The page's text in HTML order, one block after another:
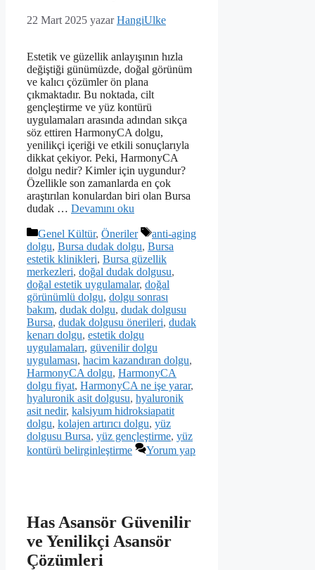
22 Mart 2025 yazarHangiUlke
Estetik ve güzellik anlayışının hızla
değiştiği günümüzde, doğal görünüm
ve kalıcı çözümler ön plana
çıkmaktadır. Bu noktada, cilt
gençleştirme ve yüz kontürü
uygulamaları arasında adından sıkça
söz ettiren HarmonyCA dolgu,
yenilikçi içeriği ve etkili sonuçlarıyla
dikkat çekiyor. Peki, HarmonyCA
dolgu nedir? Kimler için uygundur?
Özellikle son zamanlarda en çok
araştırılan konulardan biri olan Bursa
dudak … Devamını oku
Kategoriler
Genel Kültür, Öneriler Etiketler
anti-aging
dolgu, Bursa dudak dolgu, Bursa
estetik klinikleri, Bursa güzellik
merkezleri, doğal dudak dolgusu,
doğal estetik uygulamalar, doğal
görünümlü dolgu, dolgu sonrası
bakım, dudak dolgu, dudak dolgusu
Bursa, dudak dolgusu önerileri, dudak
kenarı dolgu, estetik dolgu
uygulamaları, güvenilir dolgu
uygulaması, hacim kazandıran dolgu,
HarmonyCA dolgu, HarmonyCA
dolgu fiyat, HarmonyCA ne işe yarar,
hyaluronik asit dolgusu, hyaluronik
asit nedir, kalsiyum hidroksiapatit
dolgu, kolajen artırıcı dolgu, yüz
dolgusu Bursa, yüz gençleştirme, yüz
kontürü belirginleştirme
Yorum yap
Has Asansör Güvenilir
ve Yenilikçi Asansör
Çözümleri